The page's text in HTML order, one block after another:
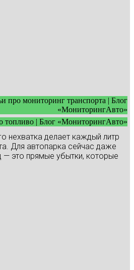
про мониторинг транспорта | Блог
«МониторингАвто»
топливо | Блог «МониторингАвто»
в автопарке в
нехватка делает каждый литр
Для автопарка сейчас даже
это прямые убытки, которые